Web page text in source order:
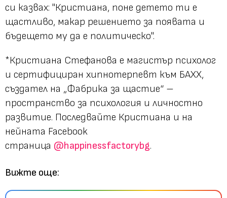
си казвах: "Кристиана, поне детето ти е
щастливо, макар решението за появата и
бъдещето му да е политическо".
*Кристиана Стефанова е магистър психолог
и сертифициран хипнотерпевт към БАХХ,
създател на „Фабрика за щастие“ –
пространство за психология и личностно
развитие. Последвайте Кристиана и на
нейната Facebook
страница @happinessfactorybg.
Вижте още: